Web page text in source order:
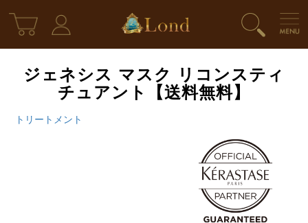
ジェネシス マスク リコンスティ
チュアント【送料無料】
トリートメント